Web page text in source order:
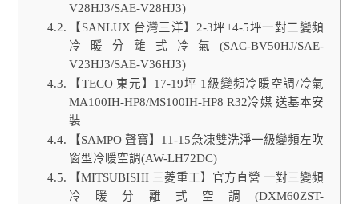
V28HJ3/SAE-V28HJ3)
【SANLUX 台灣三洋】2-3坪+4-5坪一對二變頻
冷暖分離式冷氣(SAC-BV50HJ/SAE-
V23HJ3/SAE-V36HJ3)
【TECO 東元】17-19坪 1級變頻冷暖空調/冷氣
MA100IH-HP8/MS100IH-HP8 R32冷媒 送基本安
裝
【SAMPO 聲寶】11-15急凍雙洗淨一級變頻左吹
窗型冷暖空調(AW-LH72DC)
【MITSUBISHI 三菱重工】官方直營 一對三變頻
冷暖分離式空調(DXM60ZST-